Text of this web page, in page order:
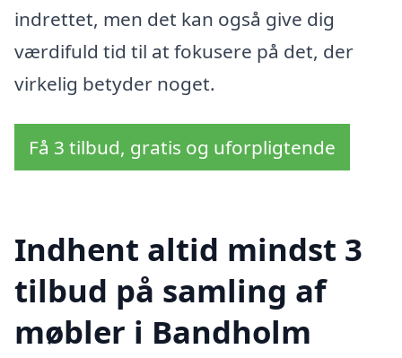
indrettet, men det kan også give dig
værdifuld tid til at fokusere på det, der
virkelig betyder noget.
Få 3 tilbud, gratis og uforpligtende
Indhent altid mindst 3
tilbud på samling af
møbler i Bandholm